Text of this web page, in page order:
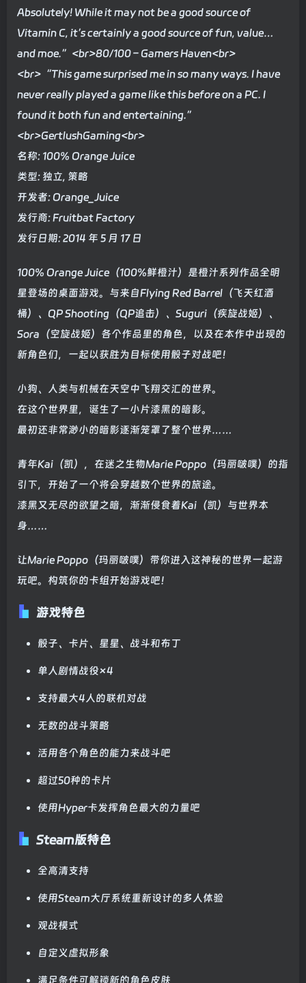
Absolutely! While it may not be a good source of
Vitamin C, it’s certainly a good source of fun, value…
and moe.”<br>80/100 – Gamers Haven<br>
<br>“This game surprised me in so many ways. I have
never really played a game like this before on a PC. I
found it both fun and entertaining.”
<br>GertlushGaming<br>
名称: 100% Orange Juice
类型: 独立, 策略
开发者: Orange_Juice
发行商: Fruitbat Factory
发行日期: 2014 年 5 月 17 日
100% Orange Juice（100%鲜橙汁）是橙汁系列作品全明
星登场的桌面游戏。与来自Flying Red Barrel（飞天红酒
桶）、QP Shooting（QP追击）、Suguri（疾旋战姬）、
Sora（空旋战姬）各个作品里的角色，以及在本作中出现的
新角色们，一起以获胜为目标使用骰子对战吧！
小狗、人类与机械在天空中飞翔交汇的世界。
在这个世界里，诞生了一小片漆黑的暗影。
最初还非常渺小的暗影逐渐笼罩了整个世界……
青年Kai（凯），在迷之生物Marie Poppo（玛丽啵噗）的指
引下，开始了一个将会穿越数个世界的旅途。
漆黑又无尽的欲望之暗，渐渐侵食着Kai（凯）与世界本
身……
让Marie Poppo（玛丽啵噗）带你进入这神秘的世界一起游
玩吧。构筑你的卡组开始游戏吧！
游戏特色
骰子、卡片、星星、战斗和布丁
单人剧情战役×4
支持最大4人的联机对战
无数的战斗策略
活用各个角色的能力来战斗吧
超过50种的卡片
使用Hyper卡发挥角色最大的力量吧
Steam版特色
全高清支持
使用Steam大厅系统重新设计的多人体验
观战模式
自定义虚拟形象
满足条件可解锁新的角色皮肤